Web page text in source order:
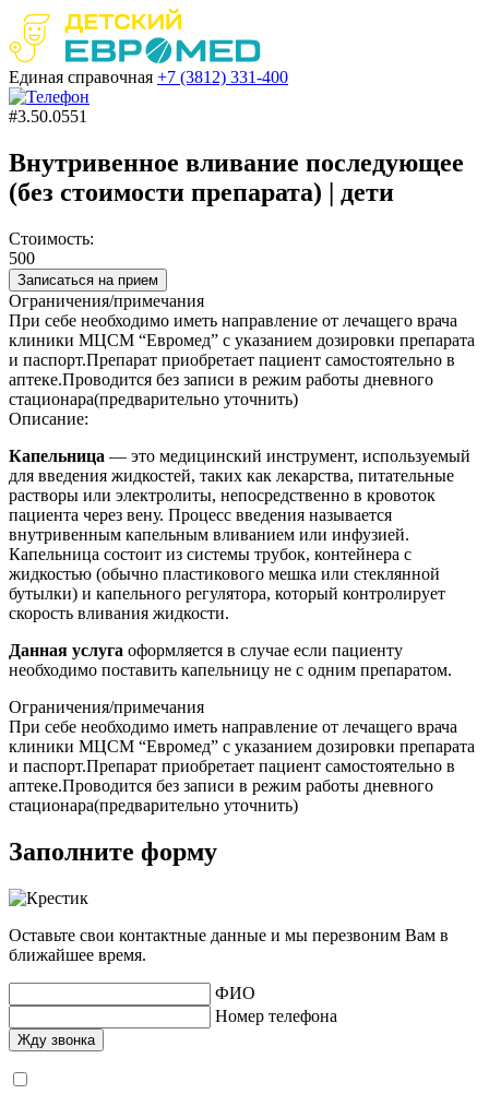
Единая справочная +7 (3812) 331-400
#3.50.0551
Внутривенное вливание последующее
(без стоимости препарата) | дети
Стоимость:
500
Записаться на прием
Ограничения/примечания
При себе необходимо иметь направление от лечащего врача
клиники МЦСМ “Евромед” с указанием дозировки препарата
и паспорт.Препарат приобретает пациент самостоятельно в
аптеке.Проводится без записи в режим работы дневного
стационара(предварительно уточнить)
Описание:
Капельница — это медицинский инструмент, используемый
для введения жидкостей, таких как лекарства, питательные
растворы или электролиты, непосредственно в кровоток
пациента через вену. Процесс введения называется
внутривенным капельным вливанием или инфузией.
Капельница состоит из системы трубок, контейнера с
жидкостью (обычно пластикового мешка или стеклянной
бутылки) и капельного регулятора, который контролирует
скорость вливания жидкости.
Данная услуга оформляется в случае если пациенту
необходимо поставить капельницу не с одним препаратом.
Ограничения/примечания
При себе необходимо иметь направление от лечащего врача
клиники МЦСМ “Евромед” с указанием дозировки препарата
и паспорт.Препарат приобретает пациент самостоятельно в
аптеке.Проводится без записи в режим работы дневного
стационара(предварительно уточнить)
Заполните форму
Оставьте свои контактные данные и мы перезвоним Вам в
ближайшее время.
ФИО
Номер телефона